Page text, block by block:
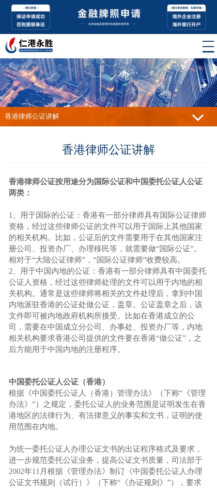
香港律师公证讲解
香港律师公证讲解
香港律师公证按用途分为国际公证和中国委托公证人公证
两类：
1、用于国际的公证：香港有一部分律师具有国际公证律师
资格，经过这些律师公证的文件可以用于国际上其他国家
的相关机构。比如，公证后的文件需要用于在其他国家注
册公司、投资办厂、办理移民等，就需要做“国际公证”。
相对于“大陆公证律师”，“国际公证律师”收费较高。
2、用于中国内地的公证：香港有一部分律师具有中国委托
公证人资格，经过这些律师处理的文件可以用于内地的相
关机构。通常是这些律师将相关的文件处理后，拿到中国
内地派驻香港的公证处做公证，盖章。公证盖章之后，该
文件即可被内地政府机构所接受。比如在香港成立的公
司，需要在中国成立分公司、办事处、投资办厂等，内地
相关机构要求香港公司提供的文件要在香港“做公证”，之
后方能用于中国内地的注册程序。
中国委托公证人公证（香港）
根据《中国委托公证人（香港）管理办法》（下称“《管理
办法》”）之规定，委托公证人的业务范围是证明发生在香
港地区的法律行为、有法律意义的事实和文书，证明的使
用范围在内地。
为统一委托公证人办理公证文书的出证程序格式及要求，
进一步规范委托公证业务，提高公证文书质量，司法部于
2002年11月根据《管理办法》制订《中国委托公证人办理
公证文书规则（试行）》（下称“《办证规则》”），要求